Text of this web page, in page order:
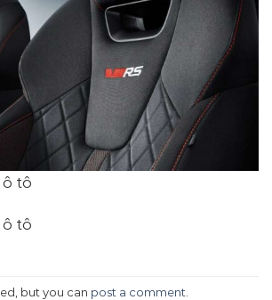
tô
tô
but you can post a comment